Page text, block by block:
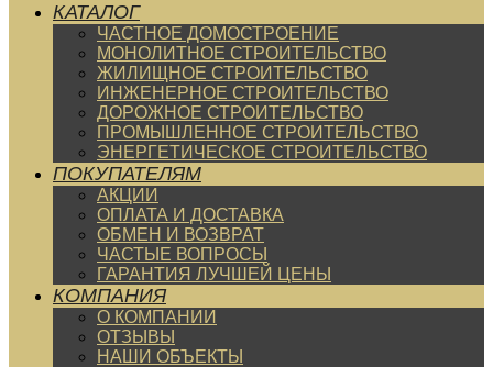
КАТАЛОГ
ЧАСТНОЕ ДОМОСТРОЕНИЕ
МОНОЛИТНОЕ СТРОИТЕЛЬСТВО
ЖИЛИЩНОЕ СТРОИТЕЛЬСТВО
ИНЖЕНЕРНОЕ СТРОИТЕЛЬСТВО
ДОРОЖНОЕ СТРОИТЕЛЬСТВО
ПРОМЫШЛЕННОЕ СТРОИТЕЛЬСТВО
ЭНЕРГЕТИЧЕСКОЕ СТРОИТЕЛЬСТВО
ПОКУПАТЕЛЯМ
АКЦИИ
ОПЛАТА И ДОСТАВКА
ОБМЕН И ВОЗВРАТ
ЧАСТЫЕ ВОПРОСЫ
ГАРАНТИЯ ЛУЧШЕЙ ЦЕНЫ
КОМПАНИЯ
О КОМПАНИИ
ОТЗЫВЫ
НАШИ ОБЪЕКТЫ